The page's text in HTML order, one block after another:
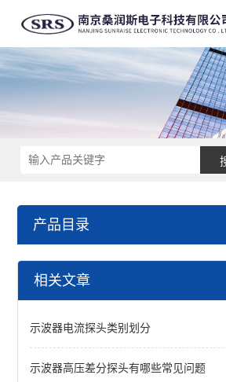
产品目录
环境检测仪
兰泰粗糙度仪
相关文章
示波器电流探头类别划分
示波器高压差分探头有哪些常见问题